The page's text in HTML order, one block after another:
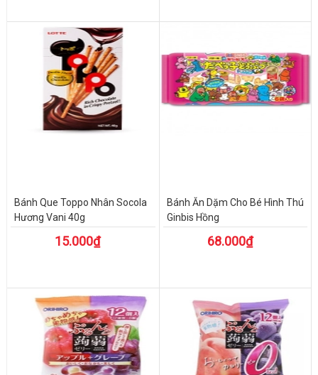
Bánh Que Toppo Nhân Socola
Hương Vani 40g
15.000₫
Bánh Ăn Dặm Cho Bé Hình Thú
Ginbis Hồng
68.000₫